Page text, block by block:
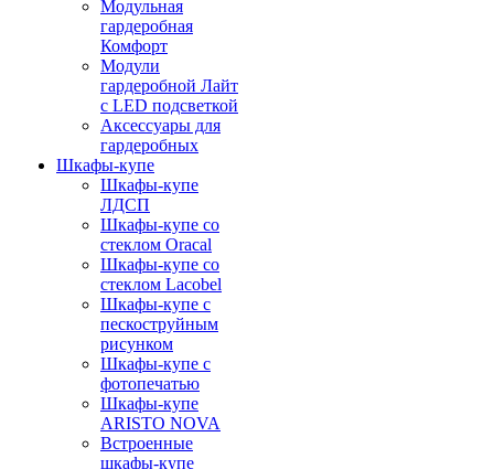
Модульная
гардеробная
Комфорт
Модули
гардеробной Лайт
с LED подсветкой
Аксессуары для
гардеробных
Шкафы-купе
Шкафы-купе
ЛДСП
Шкафы-купе со
стеклом Oracal
Шкафы-купе со
стеклом Lacobel
Шкафы-купе с
пескоструйным
рисунком
Шкафы-купе с
фотопечатью
Шкафы-купе
ARISTO NOVA
Встроенные
шкафы-купе